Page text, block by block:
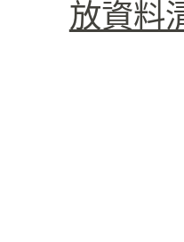
放資料